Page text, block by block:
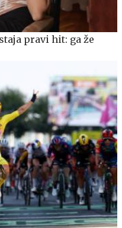
pravi hit: ga že